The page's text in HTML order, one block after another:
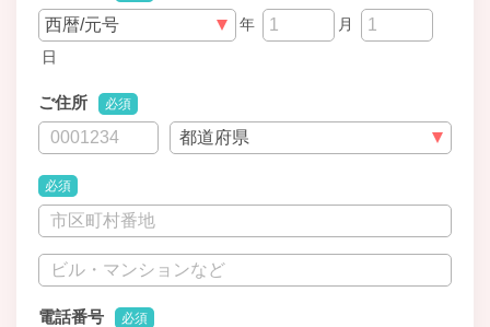
年
月
日
ご住所 必須
必須
電話番号 必須